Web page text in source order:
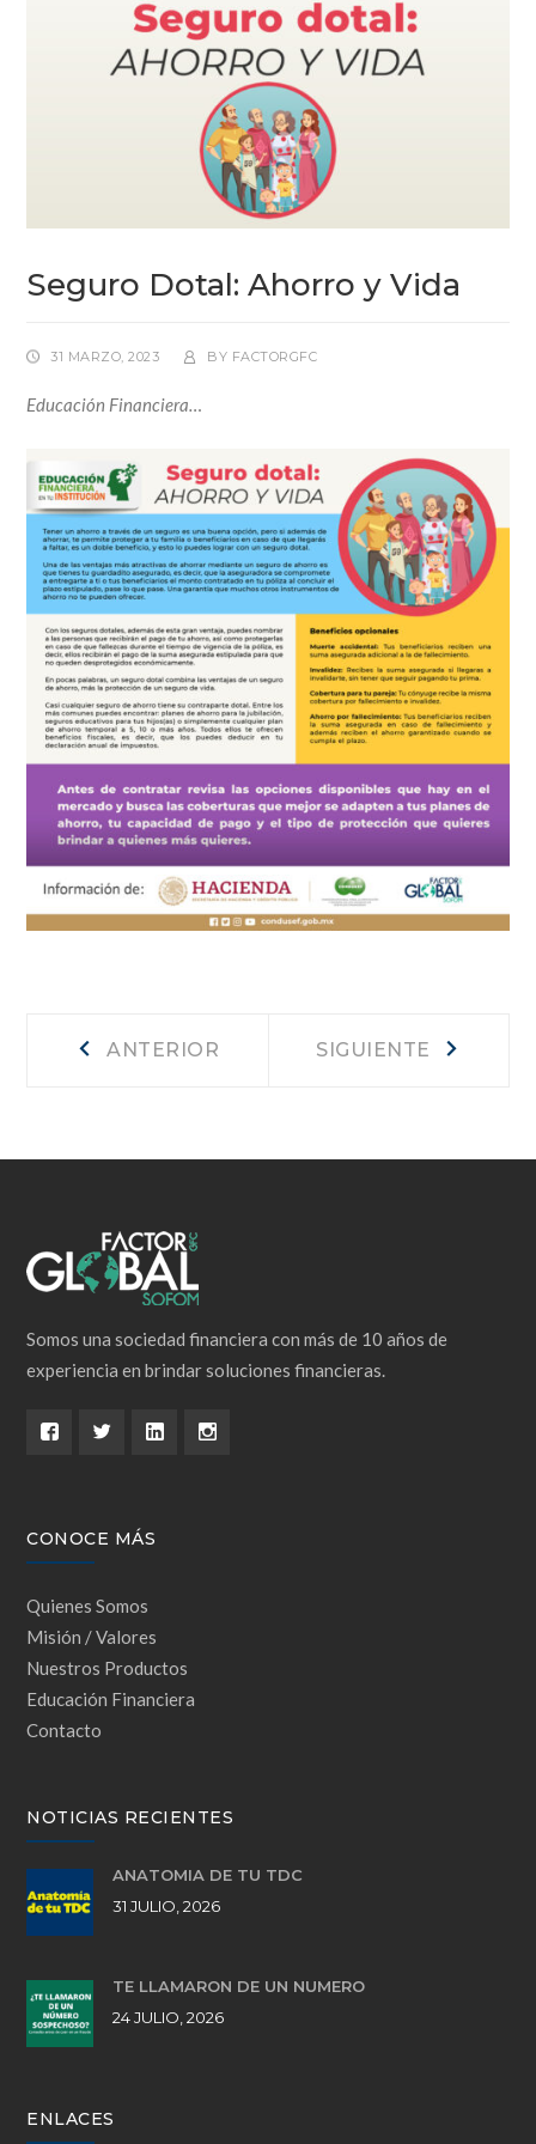
Seguro Dotal: Ahorro y Vida
31 MARZO, 2023 BY FACTORGFC
Educación Financiera…
Navegación
entradas
ANTERIOR SIGUIENTE
Somos una sociedad financiera con más de 10 años de
experiencia en brindar soluciones financieras.
CONOCE MÁS
Quienes Somos
Misión / Valores
Nuestros Productos
Educación Financiera
Contacto
NOTICIAS RECIENTES
ANATOMÍA DE TU TDC
31 JULIO, 2026
TE LLAMARON DE UN NÚMERO
24 JULIO, 2026
ENLACES